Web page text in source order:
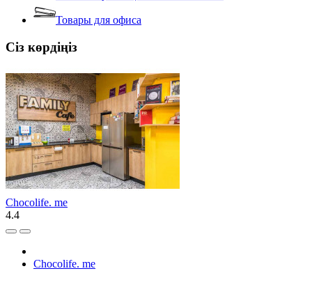
Товары для офиса
Сіз көрдіңіз
Chocolife. me
4.4
Chocolife. me